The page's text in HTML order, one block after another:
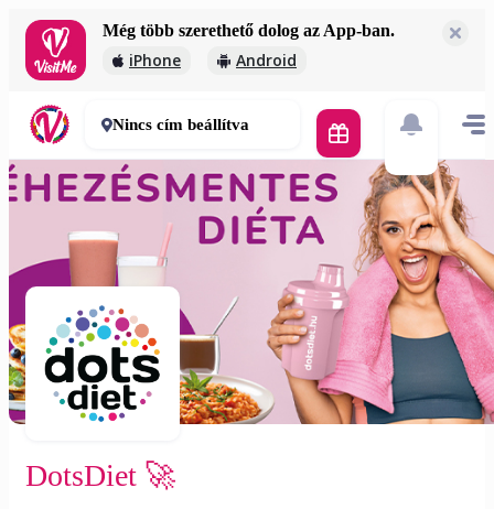
Még több szerethető dolog az App-ban.
iPhone Android
DotsDiet 🚀
2 000 Ft
30-50 perc
Nincs cím beállítva
DotsDiet 🚀